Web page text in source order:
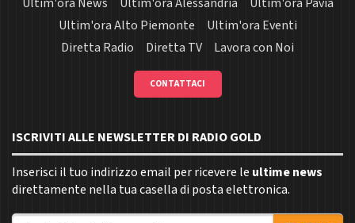
Ultim'ora Alto Piemonte
Ultim'ora Eventi
Diretta Radio
Diretta TV Lavora con Noi
CONTATTACI
ISCRIVITI ALLE NEWSLETTER DI RADIO GOLD
Inserisci il tuo indirizzo email per ricevere le ultime news
direttamente nella tua casella di posta elettronica.